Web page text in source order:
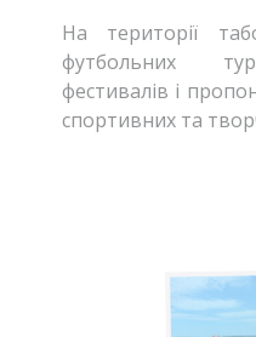
На території
футбольних
фестивалів і
спортивних та